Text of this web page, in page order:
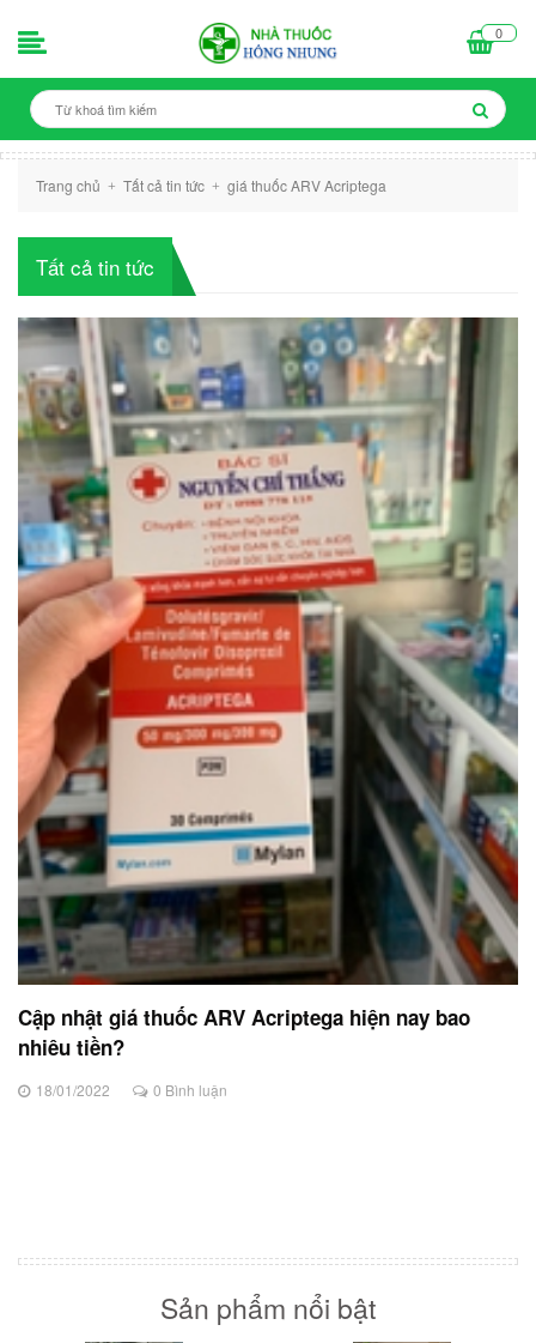
0
Trang chủ + Tất cả tin tức + giá thuốc ARV Acriptega
Tất cả tin tức
Cập nhật giá thuốc ARV Acriptega hiện nay bao
nhiêu tiền?
18/01/2022 0 Bình luận
Sản phẩm nổi bật